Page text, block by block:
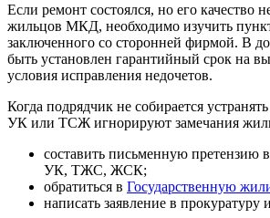
Если ремонт состоялся, но его качество
жильцов МКД, необходимо изучить
заключенного со сторонней фирмой. В
быть установлен гарантийный срок на
условия исправления недочетов.
Когда подрядчик не собирается
УК или ТСЖ игнорируют замечания
составить письменную претензию
УК, ТЖС, ЖСК;
обратиться в Государственную
написать заявление в прокуратуру